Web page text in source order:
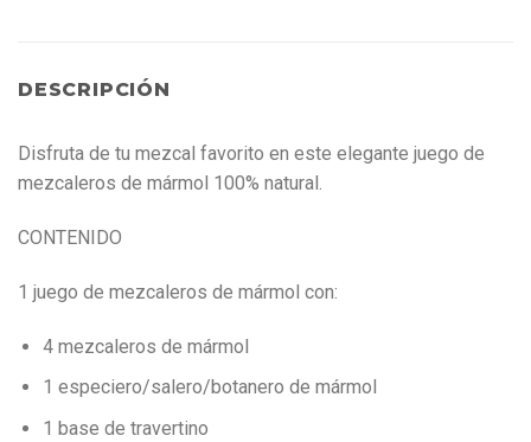
DESCRIPCIÓN
Disfruta de tu mezcal favorito en este elegante juego de
mezcaleros de mármol 100% natural.
CONTENIDO
1 juego de mezcaleros de mármol con:
4 mezcaleros de mármol
1 especiero/salero/botanero de mármol
1 base de travertino